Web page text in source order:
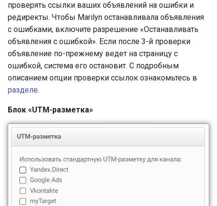
проверять ссылки ваших объявлений на ошибки и
редиректы. Чтобы Marilyn останавливала объявления
с ошибками, включите разрешение «Останавливать
объявления с ошибкой». Если после 3-й проверки
объявление по-прежнему ведет на страницу с
ошибкой, система его остановит. С подробным
описанием опции проверки ссылок ознакомьтесь в
разделе.
Блок «UTM-разметка»